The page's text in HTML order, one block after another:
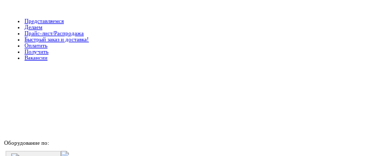
Представляемся
Делаем
Прайс-лист/Распродажа
Быстрый заказ и доставка!
Оплатить
Получить
Вакансии
Оборудование по: